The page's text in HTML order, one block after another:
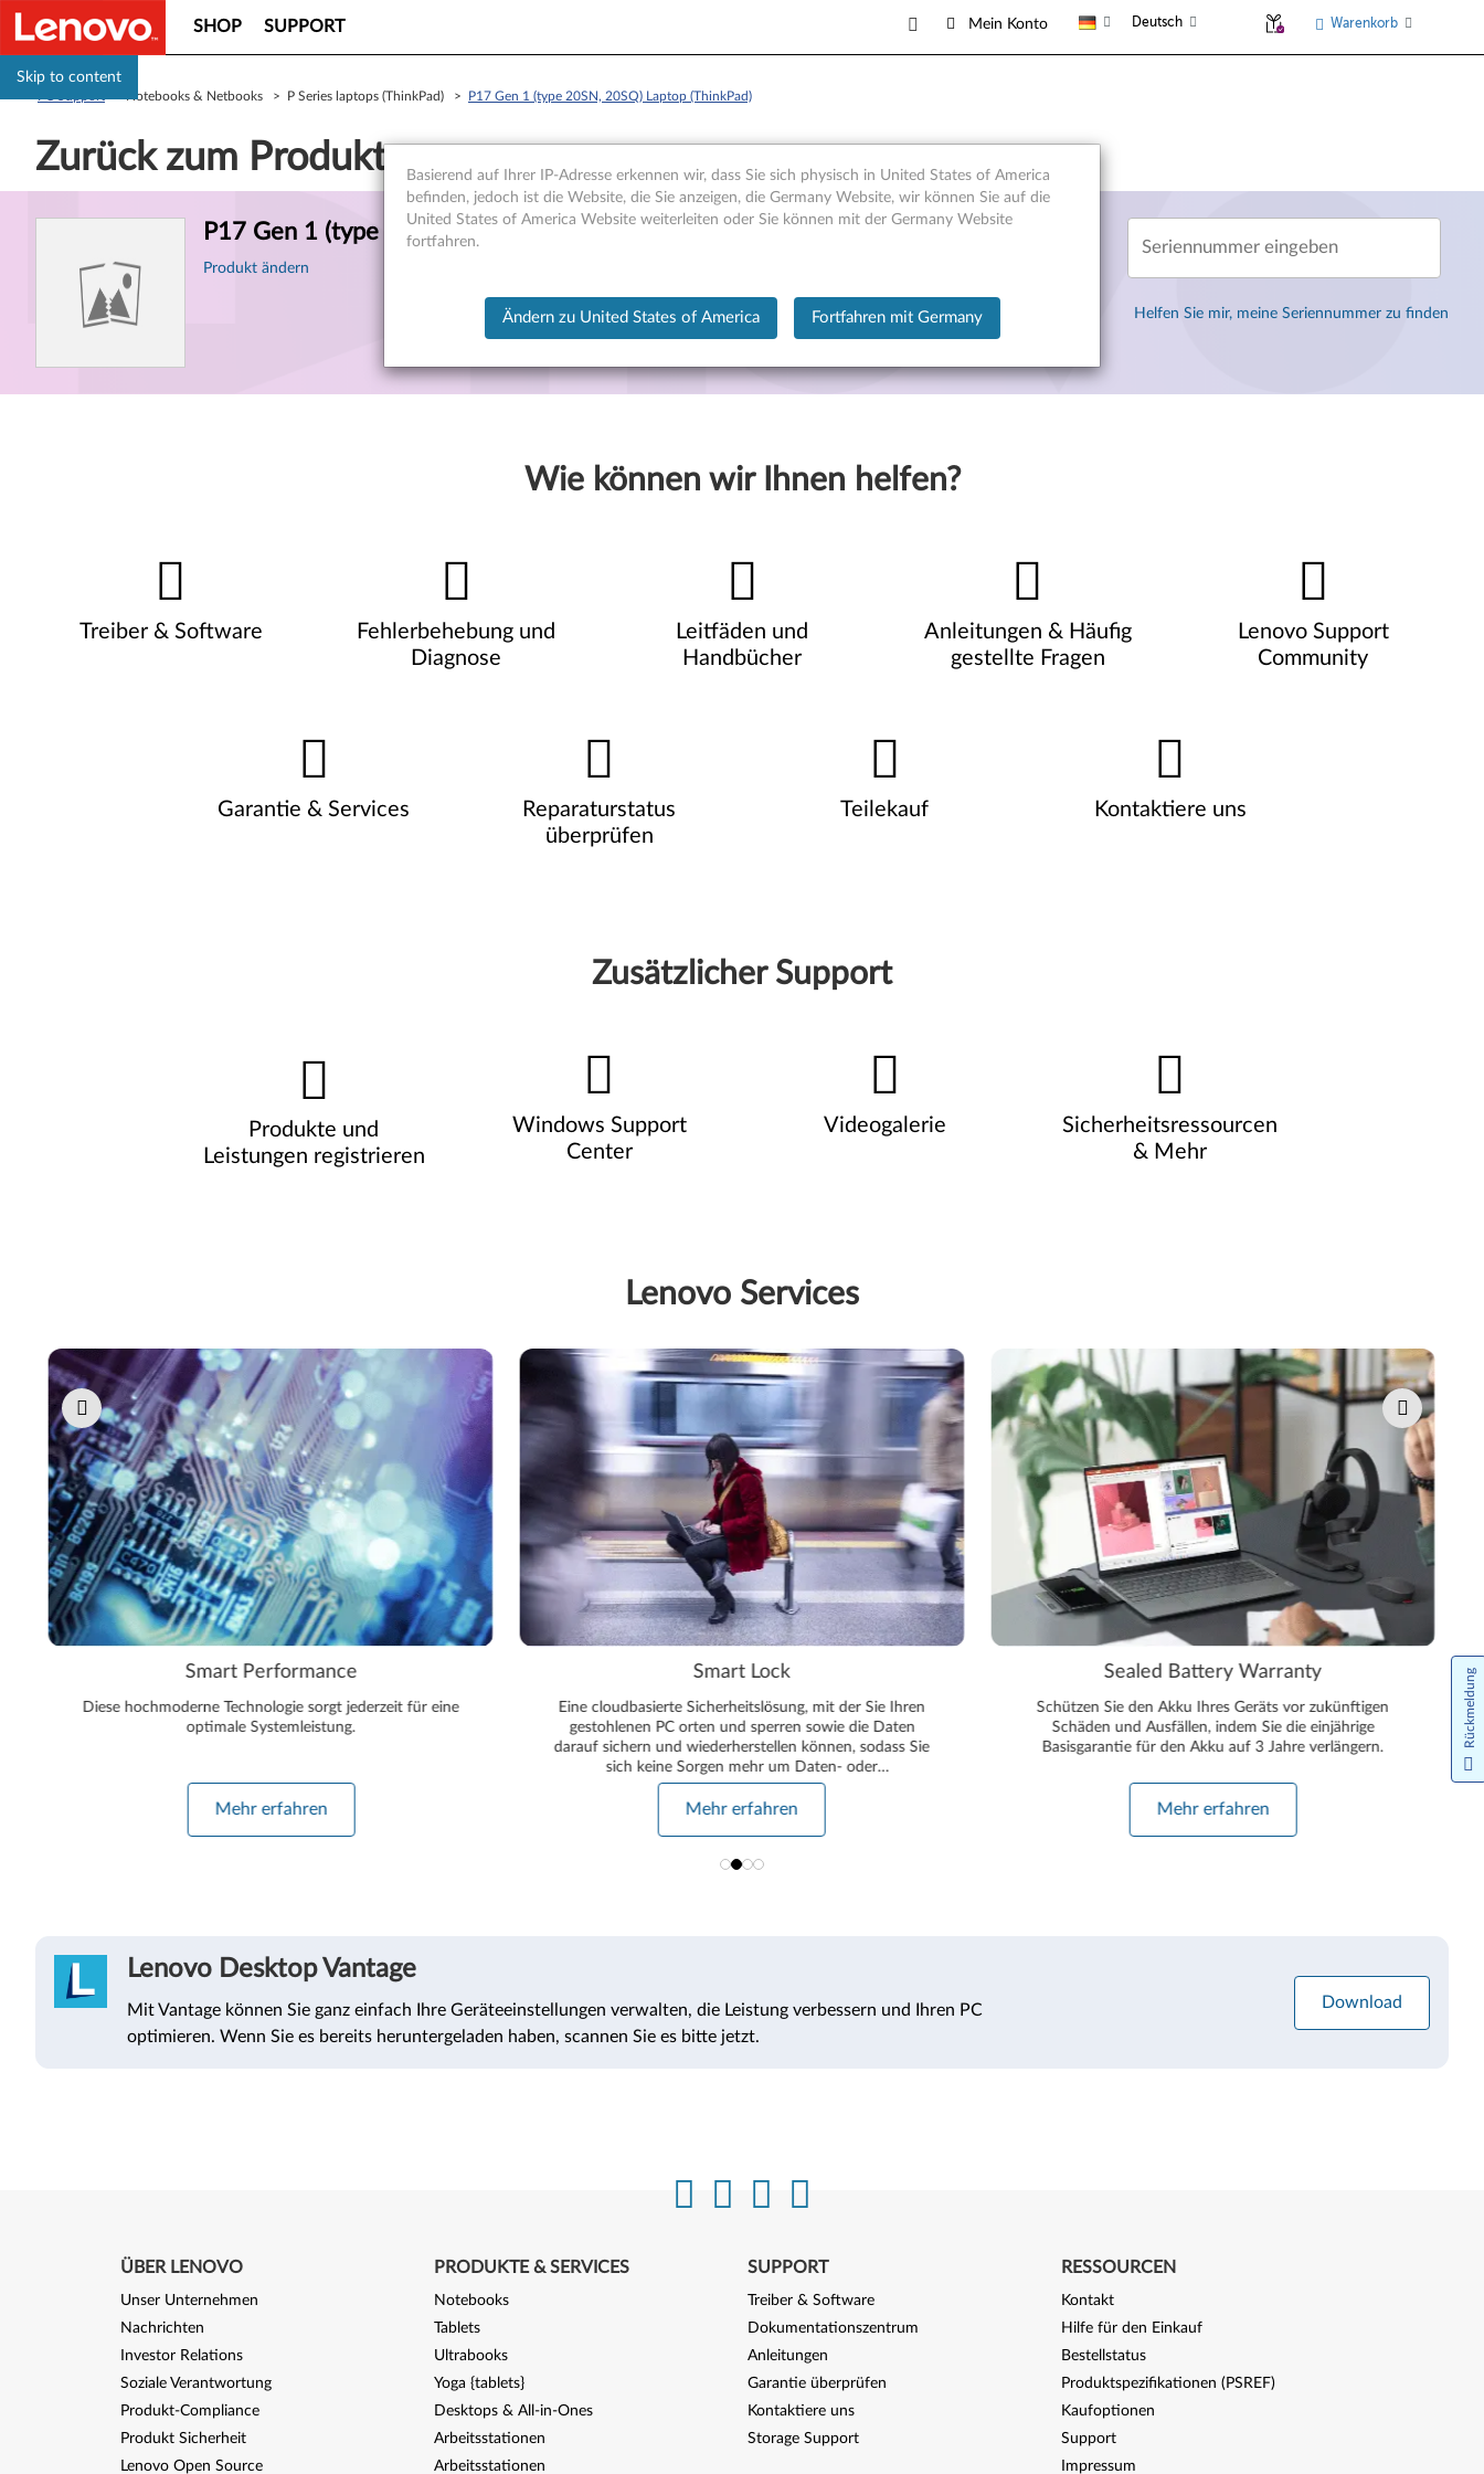
Skip to content
SHOP SUPPORT Mein Konto Deutsch Warenkorb
> Notebooks & Netbooks > P Series laptops (ThinkPad) > P17 Gen 1 (type 20SN, 20SQ) Laptop (ThinkPad)
Zurück zum Produkt
P17 Gen 1 (type 20SN, 20SQ) Laptop (ThinkPad)
Produkt ändern
Seriennummer eingeben
Helfen Sie mir, meine Seriennummer zu finden
Wie können wir Ihnen helfen?
Treiber & Software
Fehlerbehebung und
Diagnose
Leitfäden und
Handbücher
Anleitungen & Häufig
gestellte Fragen
Lenovo Support
Community
Garantie & Services
Reparaturstatus
überprüfen
Teilekauf Kontaktiere uns
Zusätzlicher Support
Produkte und
Leistungen registrieren
Windows Support
Center
Videogalerie
Sicherheitsressourcen
& Mehr
Lenovo Services
Pause carousel autoplay
Smart Performance
Diese hochmoderne Technologie sorgt jederzeit für eine
optimale Systemleistung.
Mehr erfahren
Smart Lock
Eine cloudbasierte Sicherheitslösung, mit der Sie Ihren
gestohlenen PC orten und sperren sowie die Daten
darauf sichern und wiederherstellen können, sodass Sie
sich keine Sorgen mehr um Daten- oder
Identitätsdiebstahl machen müssen.
Mehr erfahren
Sealed Battery Warranty
Schützen Sie den Akku Ihres Geräts vor zukünftigen
Schäden und Ausfällen, indem Sie die einjährige
Basisgarantie für den Akku auf 3 Jahre verlängern.
Mehr erfahren
Lenovo Desktop Vantage
Mit Vantage können Sie ganz einfach Ihre Geräteeinstellungen verwalten, die Leistung verbessern und Ihren PC
optimieren. Wenn Sie es bereits heruntergeladen haben, scannen Sie es bitte jetzt.
Download
ÜBER LENOVO
Unser Unternehmen
Nachrichten
Investor Relations
Soziale Verantwortung
Produkt-Compliance
Produkt Sicherheit
Lenovo Open Source
PRODUKTE & SERVICES
Notebooks
Tablets
Ultrabooks
Yoga {tablets}
Desktops & All-in-Ones
Arbeitsstationen
Arbeitsstationen
SUPPORT
Treiber & Software
Dokumentationszentrum
Anleitungen
Garantie überprüfen
Kontaktiere uns
Storage Support
RESSOURCEN
Kontakt
Hilfe für den Einkauf
Bestellstatus
Produktspezifikationen (PSREF)
Kaufoptionen
Support
Impressum
Basierend auf Ihrer IP-Adresse erkennen wir, dass Sie sich physisch in United States of America
befinden, jedoch ist die Website, die Sie anzeigen, die Germany Website, wir können Sie auf die
United States of America Website weiterleiten oder Sie können mit der Germany Website
fortfahren.
Ändern zu United States of America Fortfahren mit Germany
Rückmeldung